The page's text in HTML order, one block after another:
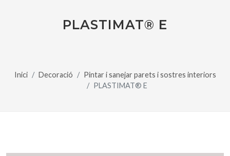
PLASTIMAT® E
Inici Decoració
Pintar i sanejar parets i sostres interiors
PLASTIMAT® E